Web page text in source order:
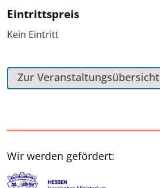
Eintrittspreis
Kein Eintritt
Zur Veranstaltungsübersicht
Wir werden gefördert: